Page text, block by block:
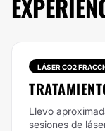
LÁSER CO2
Llevo
sesiones de